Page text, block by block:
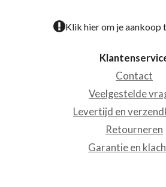
Klik hier om je aankoop
Contact
Veelgestelde
Levertijd en
Retourneren
Garantie en